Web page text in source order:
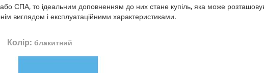
СПА, то ідеальним доповненням до них стане купіль, яка може
виглядом і експлуатаційними характеристиками.
Колір: блакитний